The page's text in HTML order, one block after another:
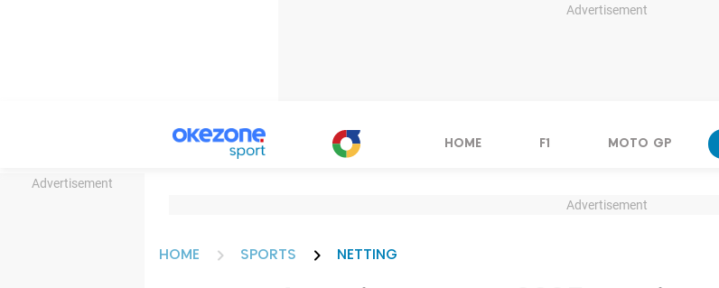
Advertisement
Advertisement
HOME F1 MOTO GP
Advertisement
HOME SPORTS NETTING